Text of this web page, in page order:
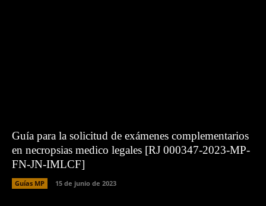
Guía para la solicitud de exámenes complementarios
en necropsias medico legales [RJ 000347-2023-MP-
FN-JN-IMLCF]
Guías MP 15 de junio de 2023